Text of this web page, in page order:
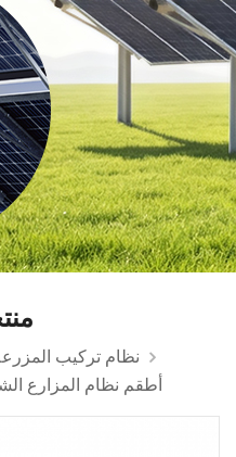
نظام تركيب
أطقم نظام المزارع